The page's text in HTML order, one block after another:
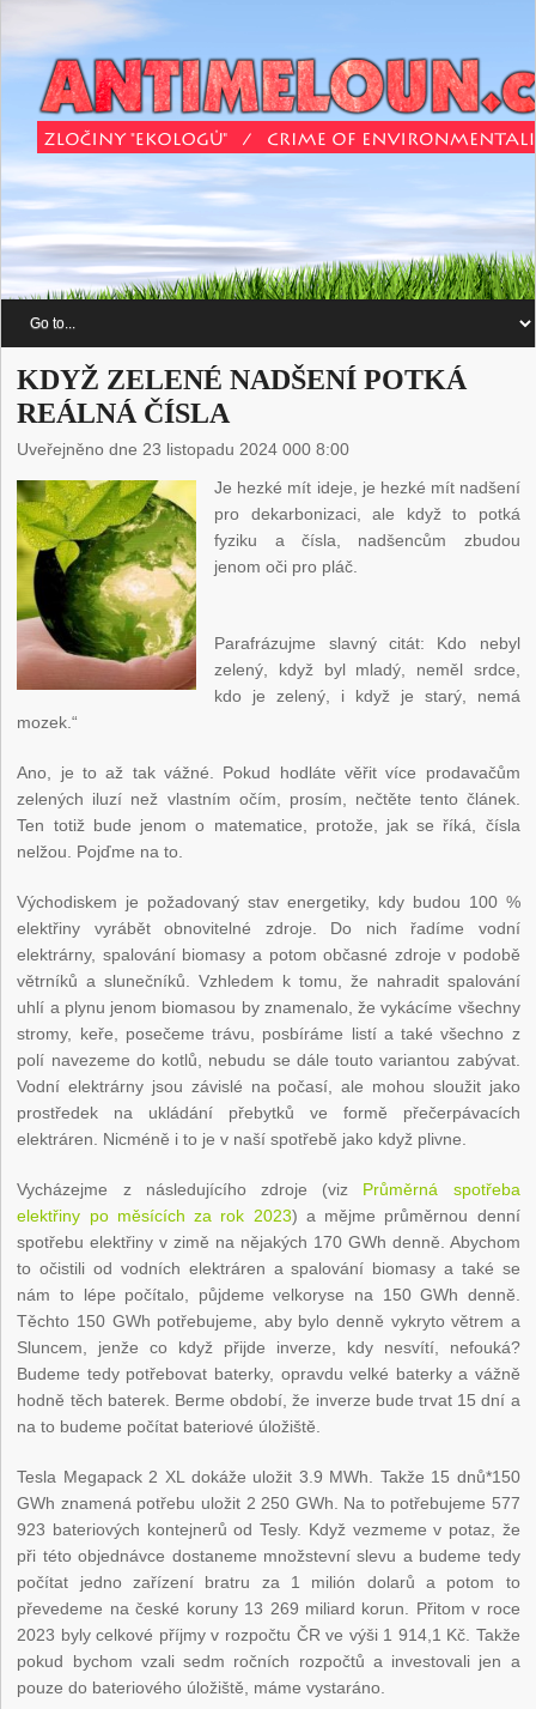
KDYŽ ZELENÉ NADŠENÍ POTKÁ
REÁLNÁ ČÍSLA
Uveřejněno dne 23 listopadu 2024 000 8:00
Je hezké mít ideje, je hezké mít nadšení
pro dekarbonizaci, ale když to potká
fyziku a čísla, nadšencům zbudou
jenom oči pro pláč.
Parafrázujme slavný citát: Kdo nebyl
zelený, když byl mladý, neměl srdce,
kdo je zelený, i když je starý, nemá
mozek.“
Ano, je to až tak vážné. Pokud hodláte věřit více prodavačům
zelených iluzí než vlastním očím, prosím, nečtěte tento článek.
Ten totiž bude jenom o matematice, protože, jak se říká, čísla
nelžou. Pojďme na to.
Východiskem je požadovaný stav energetiky, kdy budou 100 %
elektřiny vyrábět obnovitelné zdroje. Do nich řadíme vodní
elektrárny, spalování biomasy a potom občasné zdroje v podobě
větrníků a slunečníků. Vzhledem k tomu, že nahradit spalování
uhlí a plynu jenom biomasou by znamenalo, že vykácíme všechny
stromy, keře, posečeme trávu, posbíráme listí a také všechno z
polí navezeme do kotlů, nebudu se dále touto variantou zabývat.
Vodní elektrárny jsou závislé na počasí, ale mohou sloužit jako
prostředek na ukládání přebytků ve formě přečerpávacích
elektráren. Nicméně i to je v naší spotřebě jako když plivne.
Vycházejme z následujícího zdroje (viz Průměrná spotřeba
elektřiny po měsících za rok 2023) a mějme průměrnou denní
spotřebu elektřiny v zimě na nějakých 170 GWh denně. Abychom
to očistili od vodních elektráren a spalování biomasy a také se
nám to lépe počítalo, půjdeme velkoryse na 150 GWh denně.
Těchto 150 GWh potřebujeme, aby bylo denně vykryto větrem a
Sluncem, jenže co když přijde inverze, kdy nesvítí, nefouká?
Budeme tedy potřebovat baterky, opravdu velké baterky a vážně
hodně těch baterek. Berme období, že inverze bude trvat 15 dní a
na to budeme počítat bateriové úložiště.
Tesla Megapack 2 XL dokáže uložit 3.9 MWh. Takže 15 dnů*150
GWh znamená potřebu uložit 2 250 GWh. Na to potřebujeme 577
923 bateriových kontejnerů od Tesly. Když vezmeme v potaz, že
při této objednávce dostaneme množstevní slevu a budeme tedy
počítat jedno zařízení bratru za 1 milión dolarů a potom to
převedeme na české koruny 13 269 miliard korun. Přitom v roce
2023 byly celkové příjmy v rozpočtu ČR ve výši 1 914,1 Kč. Takže
pokud bychom vzali sedm ročních rozpočtů a investovali jen a
pouze do bateriového úložiště, máme vystaráno.